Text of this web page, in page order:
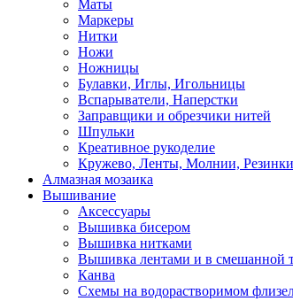
Маты
Маркеры
Нитки
Ножи
Ножницы
Булавки, Иглы, Игольницы
Вспарыватели, Наперстки
Заправщики и обрезчики нитей
Шпульки
Креативное рукоделие
Кружево, Ленты, Молнии,
Алмазная мозаика
Вышивание
Аксессуары
Вышивка бисером
Вышивка нитками
Вышивка лентами и в смешанной
Канва
Схемы на водорастворимом